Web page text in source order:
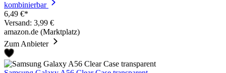
kombinierbar
6,49 €*
Versand: 3,99 €
amazon.de (Marktplatz)
Zum Anbieter